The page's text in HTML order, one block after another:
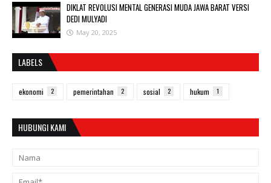
DIKLAT REVOLUSI MENTAL GENERASI MUDA JAWA BARAT VERSI
DEDI MULYADI
May 20, 2025
LABELS
ekonomi 2 pemerintahan 2 sosial 2 hukum 1
HUBUNGI KAMI